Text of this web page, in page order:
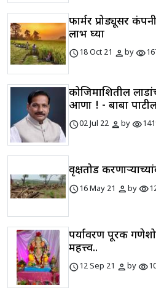
फार्मर प्रोड्यूसर
लाभ घ्या
schedule18 Oct 21 personbyvisibility
कोजिमाशितील
आणा ! - बाबा
schedule02 Jul 22 personbyvisibility
वृक्षतोड
schedule16 May 21 personbyvisibility
पर्यावरण पूरक
महत्त्व..
schedule12 Sep 21 personbyvisibility